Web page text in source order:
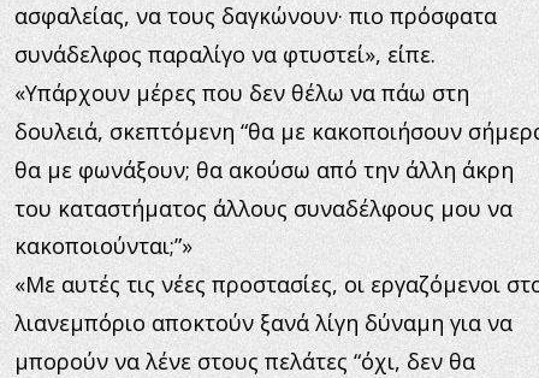
ασφαλείας, να τους δαγκώνουν· πιο πρόσφατα
συνάδελφος παραλίγο να φτυστεί», είπε.
«Υπάρχουν μέρες που δεν θέλω να πάω στη
δουλειά, σκεπτόμενη “θα με κακοποιήσουν
θα με φωνάξουν; θα ακούσω από την άλλη άκρη
του καταστήματος άλλους συναδέλφους μου να
κακοποιούνται;”»
«Με αυτές τις νέες προστασίες, οι εργαζόμενοι
λιανεμπόριο αποκτούν ξανά λίγη δύναμη για να
μπορούν να λένε στους πελάτες “όχι, δεν θα